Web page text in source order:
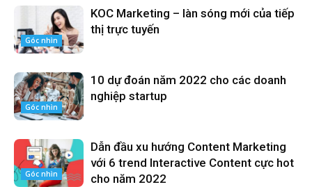
Góc nhìn
KOC Marketing – làn sóng mới của tiếp
thị trực tuyến
Góc nhìn
10 dự đoán năm 2022 cho các doanh
nghiệp startup
Góc nhìn
Dẫn đầu xu hướng Content Marketing
với 6 trend Interactive Content cực hot
cho năm 2022